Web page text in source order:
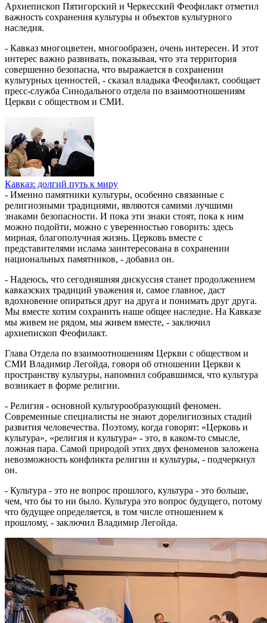
Архиепископ Пятигорский и Черкесский Феофилакт отметил
важность сохранения культуры и объектов культурного
наследия.
- Кавказ многоцветен, многообразен, очень интересен. И этот
интерес важно развивать, показывая, что эта территория
совершенно безопасна, что выражается в сохранении
культурных ценностей, - сказал владыка Феофилакт, сообщает
пресс-служба Синодального отдела по взаимоотношениям
Церкви с обществом и СМИ.
Кавказ: долгий путь к миру
- Именно памятники культуры, особенно связанные с
религиозными традициями, являются самими лучшими
знаками безопасности. И пока эти знаки стоят, пока к ним
можно подойти, можно с уверенностью говорить: здесь
мирная, благополучная жизнь. Церковь вместе с
представителями ислама заинтересована в сохранении
национальных памятников, - добавил он.
- Надеюсь, что сегодняшняя дискуссия станет продолжением
кавказских традиций уважения и, самое главное, даст
вдохновение опираться друг на друга и понимать друг друга.
Мы вместе хотим сохранить наше общее наследие. На Кавказе
мы живем не рядом, мы живем вместе, - заключил
архиепископ Феофилакт.
Глава Отдела по взаимоотношениям Церкви с обществом и
СМИ Владимир Легойда, говоря об отношении Церкви к
пространству культуры, напомнил собравшимся, что культура
возникает в форме религии.
- Религия - основной культурообразующий феномен.
Современные специалисты не знают дорелигиозных стадий
развития человечества. Поэтому, когда говорят: «Церковь и
культура», «религия и культура» - это, в каком-то смысле,
ложная пара. Самой природой этих двух феноменов заложена
невозможность конфликта религии и культуры, - подчеркнул
он.
- Культура - это не вопрос прошлого, культура - это больше,
чем, что бы то ни было. Культура это вопрос будущего, потому
что будущее определяется, в том числе отношением к
прошлому, - заключил Владимир Легойда.